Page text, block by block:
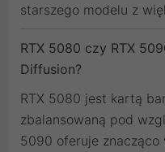
starszego modelu z
RTX 5080 czy RTX
Diffusion?
RTX 5080 jest kartą
zbalansowaną pod
5090 oferuje znacząco